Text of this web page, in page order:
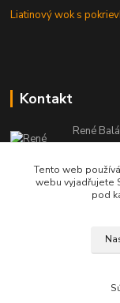
Liatinový wok s
Kontakt
René
od 8:00 -
Copyright © 2014-
Tento web
webu vyjadřujete
pod